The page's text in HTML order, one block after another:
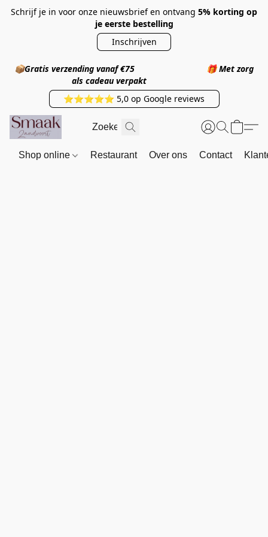
Schrijf je in voor onze nieuwsbrief en ontvang 5% korting op
je eerste bestelling
Inschrijven
📦Gratis verzending vanaf €75 🎁Met zorg
als cadeau verpakt
⭐⭐⭐⭐⭐ 5,0 op Google reviews
Shop online Restaurant Over ons Contact